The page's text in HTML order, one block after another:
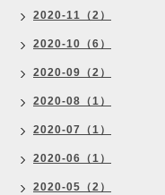
2020-11（2）
2020-10（6）
2020-09（2）
2020-08（1）
2020-07（1）
2020-06（1）
2020-05（2）